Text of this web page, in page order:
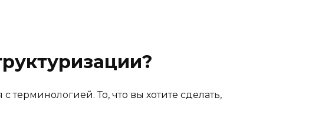
То, что вы хотите сделать,